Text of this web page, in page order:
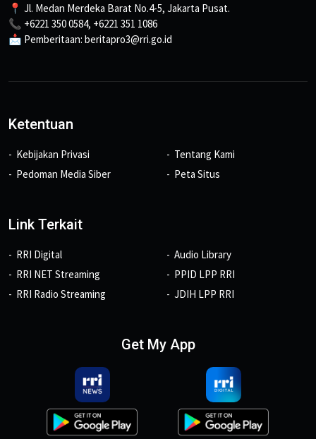
📍 Jl. Medan Merdeka Barat No.4-5, Jakarta Pusat.
📞 +6221 350 0584, +6221 351 1086
📩 Pemberitaan: beritapro3@rri.go.id
Ketentuan
Kebijakan Privasi
Pedoman Media Siber
Tentang Kami
Peta Situs
Link Terkait
RRI Digital
RRI NET Streaming
RRI Radio Streaming
Audio Library
PPID LPP RRI
JDIH LPP RRI
Get My App